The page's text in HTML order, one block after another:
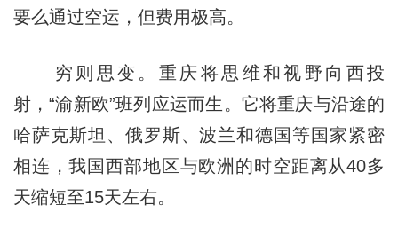
要么通过空运，但费用极高。
穷则思变。重庆将思维和视野向西投
射，“渝新欧”班列应运而生。它将重庆与沿途的
哈萨克斯坦、俄罗斯、波兰和德国等国家紧密
相连，我国西部地区与欧洲的时空距离从40多
天缩短至15天左右。